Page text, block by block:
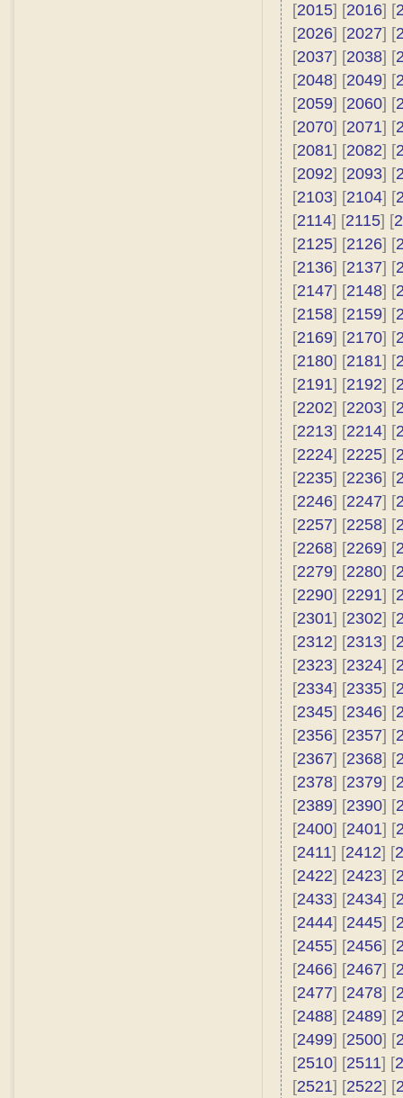
[2015] [2016] [
[2026] [2027] [
[2037] [2038] [
[2048] [2049] [
[2059] [2060] [
[2070] [2071] [
[2081] [2082] [
[2092] [2093] [
[2103] [2104] [
[2114] [2115] [
[2125] [2126] [
[2136] [2137] [
[2147] [2148] [
[2158] [2159] [
[2169] [2170] [
[2180] [2181] [
[2191] [2192] [
[2202] [2203] [
[2213] [2214] [
[2224] [2225] [
[2235] [2236] [
[2246] [2247] [
[2257] [2258] [
[2268] [2269] [
[2279] [2280] [
[2290] [2291] [
[2301] [2302] [
[2312] [2313] [
[2323] [2324] [
[2334] [2335] [
[2345] [2346] [
[2356] [2357] [
[2367] [2368] [
[2378] [2379] [
[2389] [2390] [
[2400] [2401] [
[2411] [2412] [
[2422] [2423] [
[2433] [2434] [
[2444] [2445] [
[2455] [2456] [
[2466] [2467] [
[2477] [2478] [
[2488] [2489] [
[2499] [2500] [
[2510] [2511] [
[2521] [2522] [